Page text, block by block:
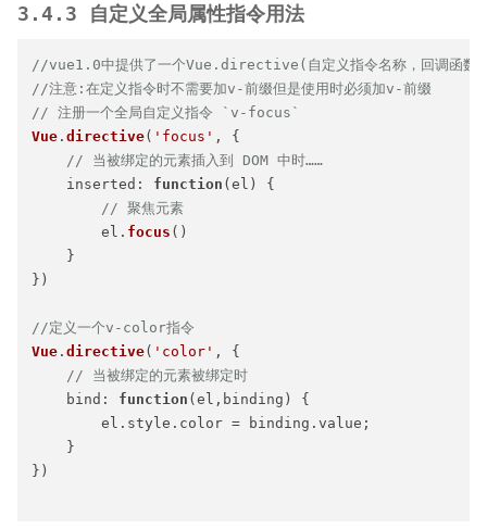
3.4.3 自定义全局属性指令用法
//vue1.0中提供了一个Vue.directive(自定义指令名称，回调函数)
//注意:在定义指令时不需要加v-前缀但是使用时必须加v-前缀
// 注册一个全局自定义指令 `v-focus`
Vue . directive( 'focus' , {
// 当被绑定的元素插入到 DOM 中时……
inserted : function (el ) {
// 聚焦元素
        el.
focus ()
    }
})
//定义一个v-color指令
Vue . directive( 'color' , {
// 当被绑定的元素被绑定时
bind : function (el,binding ) {
        el.
style . color = binding. value ;
    }
})